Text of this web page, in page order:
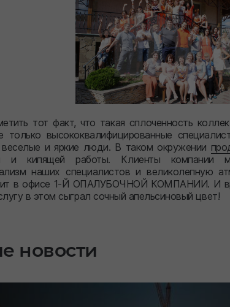
тот факт, что такая сплоченность
только высококвалифицированные
веселые и яркие люди. В таком окружении
и кипящей работы. Клиенты компании
наших специалистов и великолепную
в офисе 1-Й ОПАЛУБОЧНОЙ КОМПАНИИ. И
в этом сыграл сочный апельсиновый цвет!
новости